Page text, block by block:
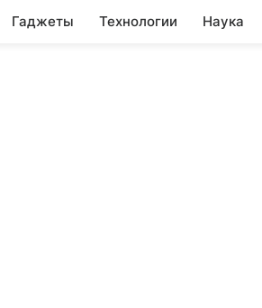
Гаджеты Технологии Наука